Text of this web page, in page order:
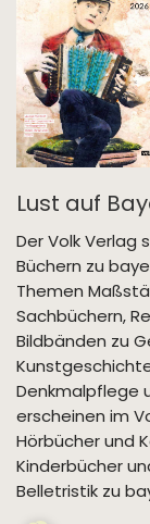
Lust auf
Der Volk Verlag
Büchern zu
Themen
Sachbüchern,
Bildbänden zu
Denkmalpflege
erscheinen im
Hörbücher und
Kinderbücher
Belletristik zu